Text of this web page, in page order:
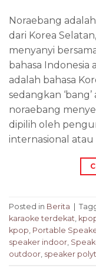
Noraebang
dari Korea
menyanyi
bahasa Indonesia
adalah bahasa
sedangkan
noraebang
dipilih oleh
internasional
Posted in Berita
karaoke terdekat
kpop Portable
speaker indoor
outdoor speaker